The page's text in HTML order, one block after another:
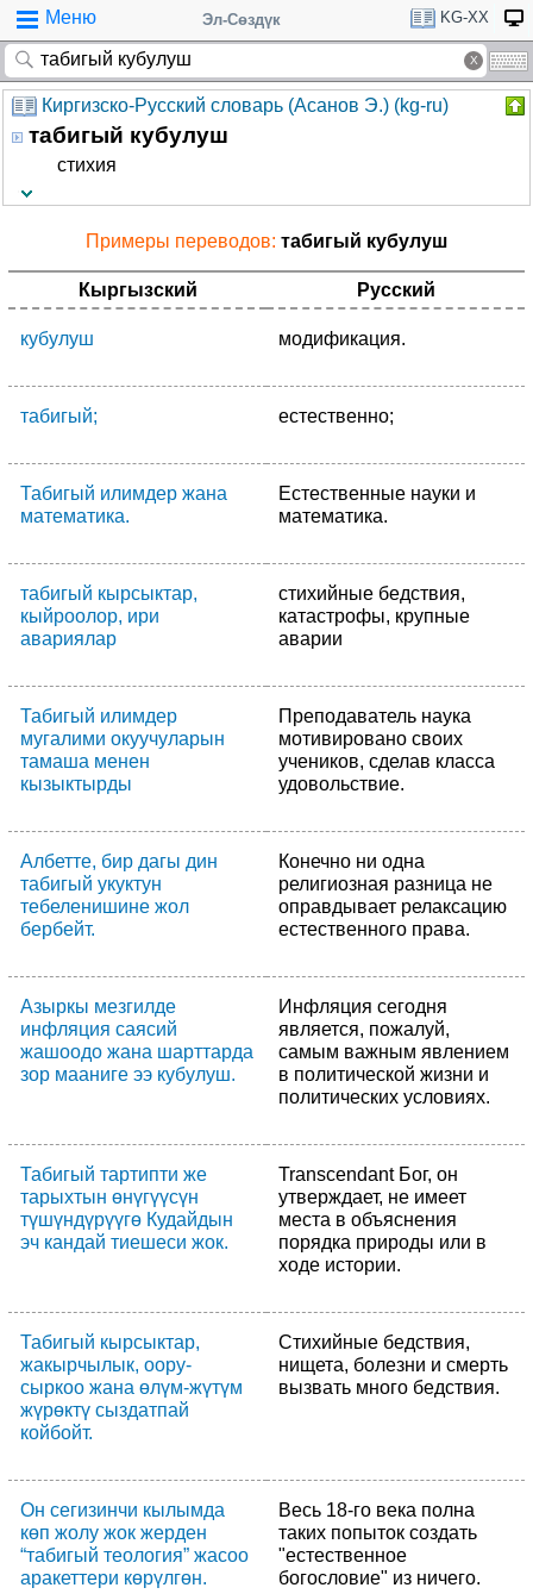
Меню Эл-Сөздүк KG-XX
Киргизско-Русский словарь (Асанов Э.) (kg-ru)
табигый кубулуш
стихия
Примеры переводов: табигый кубулуш
Кыргызский Русский
кубулуш модификация.
табигый; естественно;
Табигый илимдер жана
математика.
Естественные науки и
математика.
табигый кырсыктар,
кыйроолор, ири
авариялар
стихийные бедствия,
катастрофы, крупные
аварии
Табигый илимдер
мугалими окуучуларын
тамаша менен
кызыктырды
Преподаватель наука
мотивировано своих
учеников, сделав класса
удовольствие.
Албетте, бир дагы дин
табигый укуктун
тебеленишине жол
бербейт.
Конечно ни одна
религиозная разница не
оправдывает релаксацию
естественного права.
Азыркы мезгилде
инфляция саясий
жашоодо жана шарттарда
зор мааниге ээ кубулуш.
Инфляция сегодня
является, пожалуй,
самым важным явлением
в политической жизни и
политических условиях.
Табигый тартипти же
тарыхтын өнүгүүсүн
түшүндүрүүгө Кудайдын
эч кандай тиешеси жок.
Transcendant Бог, он
утверждает, не имеет
места в объяснения
порядка природы или в
ходе истории.
Табигый кырсыктар,
жакырчылык, оору-
сыркоо жана өлүм-жүтүм
жүрөктү сыздатпай
койбойт.
Стихийные бедствия,
нищета, болезни и смерть
вызвать много бедствия.
Он сегизинчи кылымда
көп жолу жок жерден
“табигый теология” жасоо
аракеттери көрүлгөн.
Весь 18-го века полна
таких попыток создать
"естественное
богословие" из ничего.